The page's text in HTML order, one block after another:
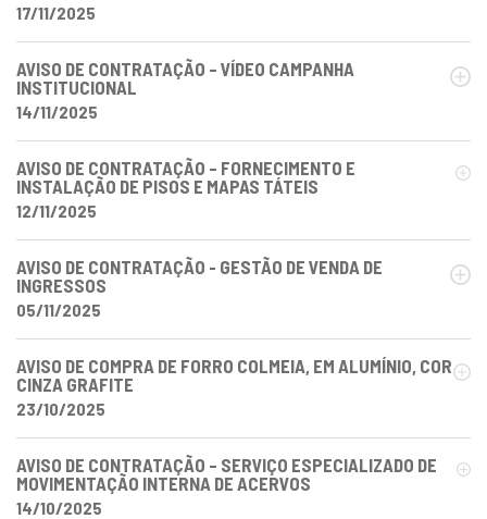
17/11/2025
AVISO DE CONTRATAÇÃO – VÍDEO CAMPANHA
INSTITUCIONAL
14/11/2025
AVISO DE CONTRATAÇÃO – FORNECIMENTO E
INSTALAÇÃO DE PISOS E MAPAS TÁTEIS
12/11/2025
AVISO DE CONTRATAÇÃO - GESTÃO DE VENDA DE
INGRESSOS
05/11/2025
AVISO DE COMPRA DE FORRO COLMEIA, EM ALUMÍNIO, COR
CINZA GRAFITE
23/10/2025
AVISO DE CONTRATAÇÃO – SERVIÇO ESPECIALIZADO DE
MOVIMENTAÇÃO INTERNA DE ACERVOS
14/10/2025